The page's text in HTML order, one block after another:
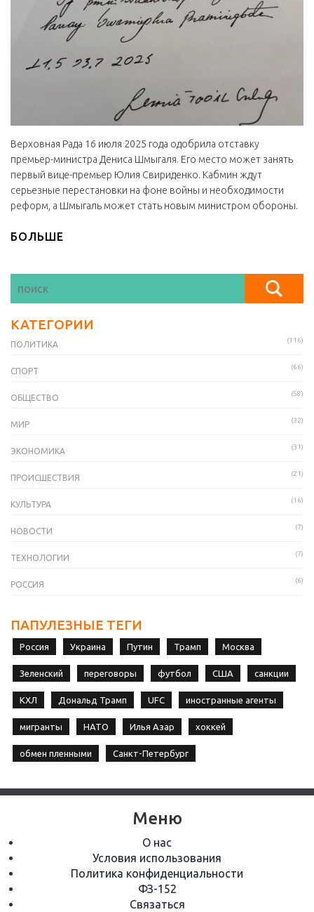
Верховная Рада 16 июля 2025 года одобрила отставку
премьер-министра Дениса Шмыгаля. Его место может занять
первый вице-премьер Юлия Свириденко. Кабмин ждут
серьезные перестановки на фоне войны и необходимости
реформ, а Шмыгаль может стать новым министром обороны.
БОЛЬШЕ
КАТЕГОРИИ
ПОЛИТИКА (116)
СПОРТ (66)
ОБЩЕСТВО (58)
МИР (32)
ЭКОНОМИКА (31)
ПРОИСШЕСТВИЯ (21)
КУЛЬТУРА (16)
НОВОСТИ (7)
ТЕХНОЛОГИИ (7)
РОССИЯ (6)
ПАПУЛЕЗНЫЕ ТЕГИ
Россия Украина Путин Трамп Москва
Зеленский переговоры футбол США санкции
КХЛ Дональд Трамп UFC иностранные агенты
мигранты НАТО Илья Азар хоккей
обмен пленными Санкт-Петербург
Меню
О нас
Условия использования
Политика конфиденциальности
ФЗ-152
Связаться